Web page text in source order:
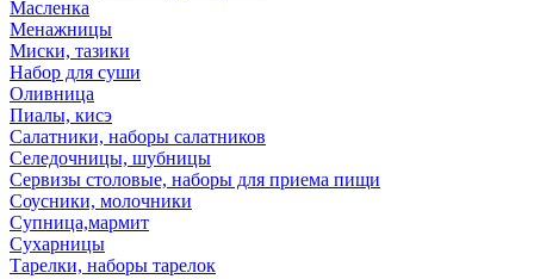
Масленка
Менажницы
Миски, тазики
Набор для суши
Оливница
Пиалы, кисэ
Салатники, наборы салатников
Селедочницы, шубницы
Сервизы столовые, наборы для приема пищи
Соусники, молочники
Супница,мармит
Сухарницы
Тарелки, наборы тарелок